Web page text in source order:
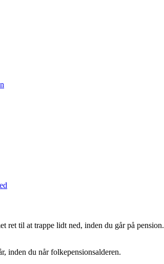
ret til at trappe lidt ned, inden du går på pension.
inden du når folkepensionsalderen.